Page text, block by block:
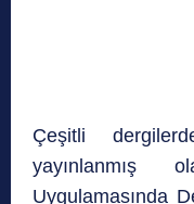
Çeşitli
yayınlanmış
Uygulamasında